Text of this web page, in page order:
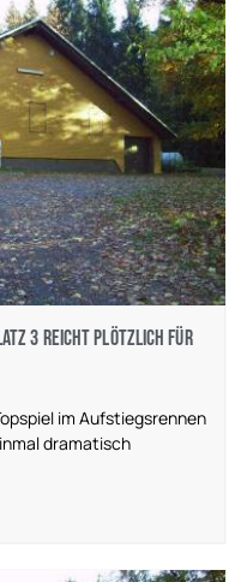
3 reicht plötzlich für
im Aufstiegsrennen
dramatisch